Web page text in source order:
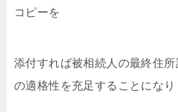
コピーを
添付すれば被相続人の最終住
の適格性を充足することになり